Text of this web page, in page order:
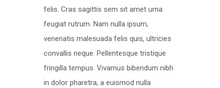
felis. Cras sagittis sem sit amet urna
feugiat rutrum. Nam nulla ipsum,
venenatis malesuada felis quis, ultricies
convallis neque. Pellentesque tristique
fringilla tempus. Vivamus bibendum nibh
in dolor pharetra, a euismod nulla